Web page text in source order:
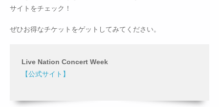
サイトをチェック！
ぜひお得なチケットをゲットしてみてください。
Live Nation Concert Week
【公式サイト】